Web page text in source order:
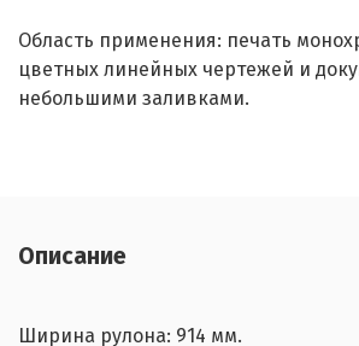
Область применения: печать
цветных линейных чертежей и
небольшими заливками.
Описание
Ширина рулона: 914 мм.